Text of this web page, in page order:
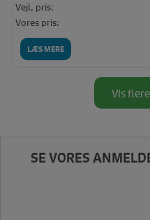
LÆS MERE
Vejl. pris:
Vores pris:
Vis
SE VORES